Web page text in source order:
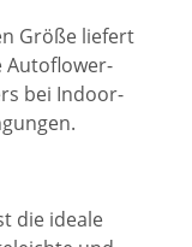
Größe liefert
Autoflower-
bei Indoor-
die ideale